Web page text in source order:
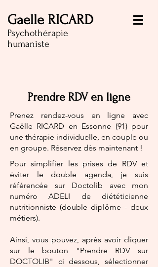
Gaelle RICARD
Psychothérapie
humaniste
Prendre RDV en ligne
Prenez rendez-vous en ligne avec
Gaëlle RICARD en Essonne (91) pour
une thérapie individuelle, en couple ou
en groupe. Réservez dès maintenant !
Pour simplifier les prises de RDV et
éviter le double agenda, je suis
référencée sur Doctolib avec mon
numéro ADELI de diététicienne
nutritionniste (double diplôme - deux
métiers).
Ainsi, vous pouvez, après avoir cliquer
sur le bouton "Prendre RDV sur
DOCTOLIB" ci dessous, sélectionner